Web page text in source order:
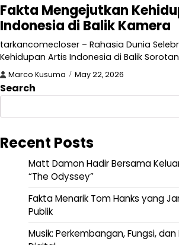
Fakta Mengejutkan
Indonesia di Balik Kamera
tarkancomecloser – Rahasia Dunia
Kehidupan Artis Indonesia di Balik
Marco Kusuma May 22, 2026
Search
Recent Posts
Matt Damon Hadir Bersama
“The Odyssey”
Fakta Menarik Tom Hanks yang
Publik
Musik: Perkembangan, Fungsi,